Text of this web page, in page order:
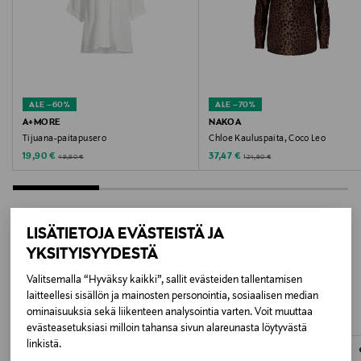
LISÄTIETOJA EVÄSTEISTÄ JA
YKSITYISYYDESTÄ
Valitsemalla “Hyväksy kaikki”, sallit evästeiden tallentamisen
laitteellesi sisällön ja mainosten personointia, sosiaalisen median
ominaisuuksia sekä liikenteen analysointia varten. Voit muuttaa
evästeasetuksiasi milloin tahansa sivun alareunasta löytyvästä
linkistä.
Valmistajan tuotenumero
16100041
Valmistaja
Valmistajan osoite
Lars Sonckin Kaari 6, 02600 Espoo, Finland
Digitaalinen osoite
contact@bestseller.com
ALE –60%
A+MORE
Tijuana-paitapusero
Discounted Price
19,90 € Original Price
49,90 €
ALE –70%
NAKOA
Chloe Kauluspaita, Coco Leo
Discounted Price
37,47 € Original Price
124,90 €
LISÄÄ KIINNOSTAVIA
TUOTTEITA